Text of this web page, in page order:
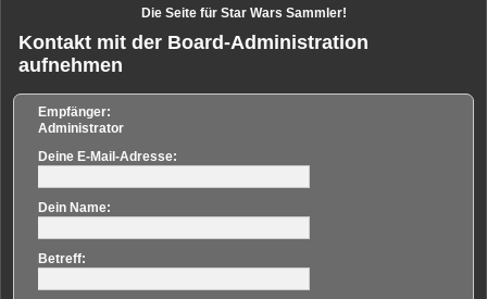
Die Seite für Star Wars Sammler!
Kontakt mit der Board-Administration
aufnehmen
Empfänger:
Administrator
Deine E-Mail-Adresse:
Dein Name:
Betreff: